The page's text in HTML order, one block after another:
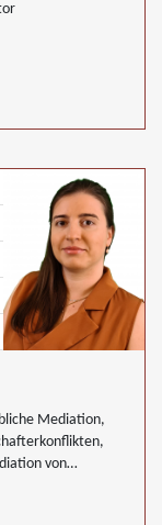
Mediation,
von